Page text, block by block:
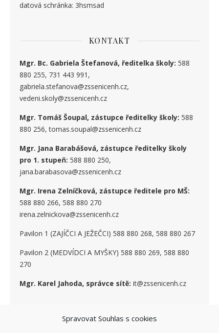
Spravovat Souhlas s cookies
datová schránka: 3hsmsad
KONTAKT
Mgr. Bc. Gabriela Štefanová, ředitelka školy: 588
880 255, 731 443 991,
gabriela.stefanova@zssenicenh.cz,
vedeni.skoly@zssenicenh.cz
Mgr. Tomáš Šoupal, zástupce ředitelky školy: 588
880 256, tomas.soupal@zssenicenh.cz
Mgr. Jana Barabášová, zástupce ředitelky školy
pro 1. stupeň: 588 880 250,
jana.barabasova@zssenicenh.cz
Mgr. Irena Zelníčková, zástupce ředitele pro MŠ:
588 880 266, 588 880 270
irena.zelnickova@zssenicenh.cz
Pavilon 1 (ZAJÍČCI A JEŽEČCI) 588 880 268, 588 880 267
Pavilon 2 (MEDVÍDCI A MYŠKY) 588 880 269, 588 880
270
Mgr. Karel Jahoda, správce sítě: it@zssenicenh.cz
SOCIÁLNÍ SÍTĚ